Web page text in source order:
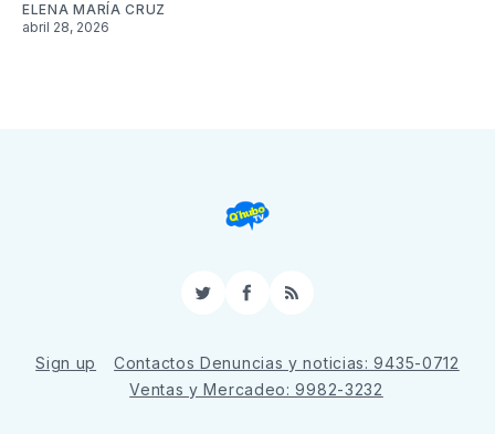
ELENA MARÍA CRUZ
abril 28, 2026
TwitterFacebook
RSS
Sign up
Contactos Denuncias y noticias: 9435-0712
Ventas y Mercadeo: 9982-3232